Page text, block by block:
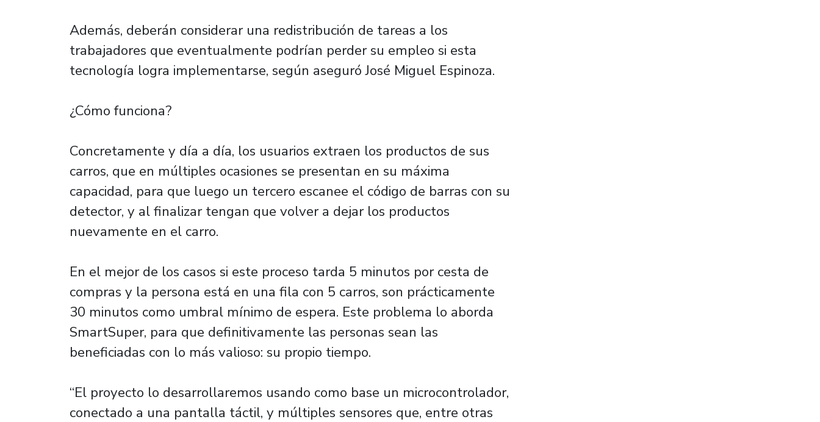
Además, deberán considerar una redistribución de tareas a los
trabajadores que eventualmente podrían perder su empleo si esta
tecnología logra implementarse, según aseguró José Miguel Espinoza.
¿Cómo funciona?
Concretamente y día a día, los usuarios extraen los productos de sus
carros, que en múltiples ocasiones se presentan en su máxima
capacidad, para que luego un tercero escanee el código de barras con su
detector, y al finalizar tengan que volver a dejar los productos
nuevamente en el carro.
En el mejor de los casos si este proceso tarda 5 minutos por cesta de
compras y la persona está en una fila con 5 carros, son prácticamente
30 minutos como umbral mínimo de espera. Este problema lo aborda
SmartSuper, para que definitivamente las personas sean las
beneficiadas con lo más valioso: su propio tiempo.
“El proyecto lo desarrollaremos usando como base un microcontrolador,
conectado a una pantalla táctil, y múltiples sensores que, entre otras